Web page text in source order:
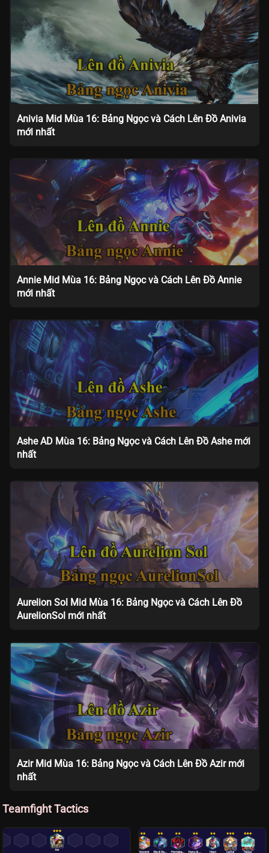
Anivia Mid Mùa 16: Bảng Ngọc và Cách Lên Đồ Anivia
mới nhất
Annie Mid Mùa 16: Bảng Ngọc và Cách Lên Đồ Annie
mới nhất
Ashe AD Mùa 16: Bảng Ngọc và Cách Lên Đồ Ashe mới
nhất
Aurelion Sol Mid Mùa 16: Bảng Ngọc và Cách Lên Đồ
AurelionSol mới nhất
Azir Mid Mùa 16: Bảng Ngọc và Cách Lên Đồ Azir mới
nhất
Teamfight Tactics